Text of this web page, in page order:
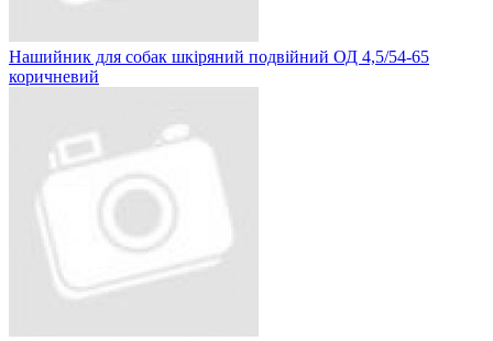
Нашийник для собак шкіряний подвійний ОД 4,5/54-65
коричневий